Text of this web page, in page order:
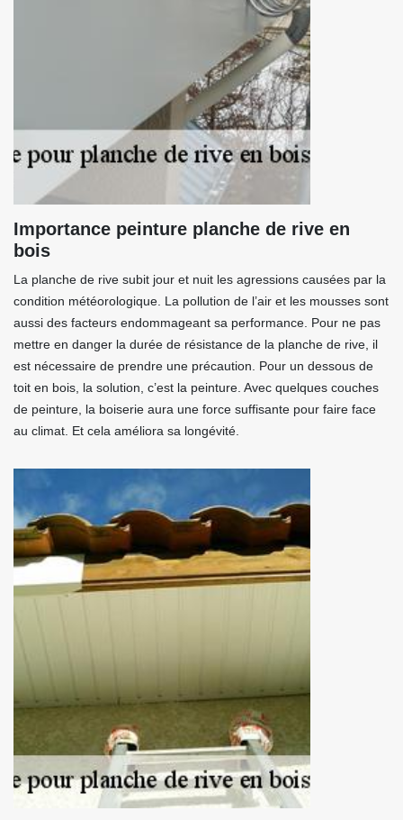
Importance peinture planche de rive en
bois
La planche de rive subit jour et nuit les agressions causées par la
condition météorologique. La pollution de l’air et les mousses sont
aussi des facteurs endommageant sa performance. Pour ne pas
mettre en danger la durée de résistance de la planche de rive, il
est nécessaire de prendre une précaution. Pour un dessous de
toit en bois, la solution, c’est la peinture. Avec quelques couches
de peinture, la boiserie aura une force suffisante pour faire face
au climat. Et cela améliora sa longévité.